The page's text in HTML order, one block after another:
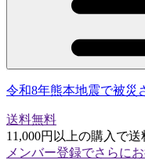
令和8年熊本地震で被災
送料無料
11,000円以上の購入で送
メンバー登録でさらに